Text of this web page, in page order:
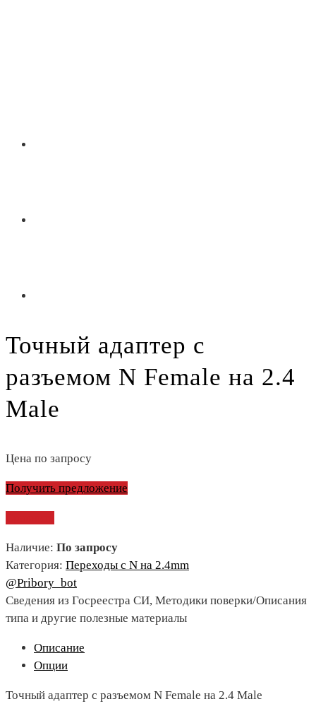
Точный адаптер с
разъемом N Female на 2.4
Male
Цена по запросу
Получить предложение
Наличие: По запросу
Категория: Переходы с N на 2.4mm
@Pribory_bot
Сведения из Госреестра СИ, Методики поверки/Описания
типа и другие полезные материалы
Описание
Опции
Точный адаптер с разъемом N Female на 2.4 Male